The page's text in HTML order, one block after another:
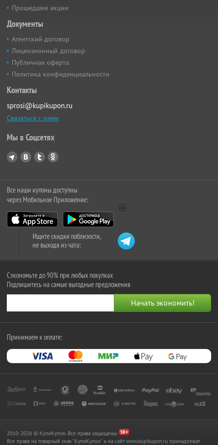
Прошедшие акции
Документы
Агентский договор
Лицензионный договор
Публичная оферта
Политика конфиденциальности
Контакты
sprosi@kupikupon.ru
Связаться с нами
Мы в Соцсетях
Все наши купоны доступны
через Мобильное Приложение:
Ищите скидки поблизости,
не выходя из чата:
Сэкономьте до 90% при любых покупках
Подпишитесь на самые выгодные предложения
Принимаем к оплате:
2010-2026 © КупиКупон. Все права защищены.
Все права на товарный знак "КупиКупон" и на сайт www.kupikupon.ru принадлежат